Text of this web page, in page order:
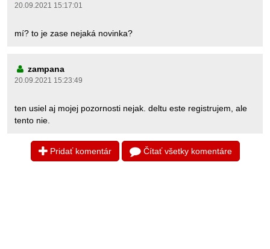
20.09.2021 15:17:01
mí? to je zase nejaká novinka?
zampana
20.09.2021 15:23:49
ten usiel aj mojej pozornosti nejak. deltu este registrujem, ale
tento nie.
Pridať komentár Čítať všetky komentáre